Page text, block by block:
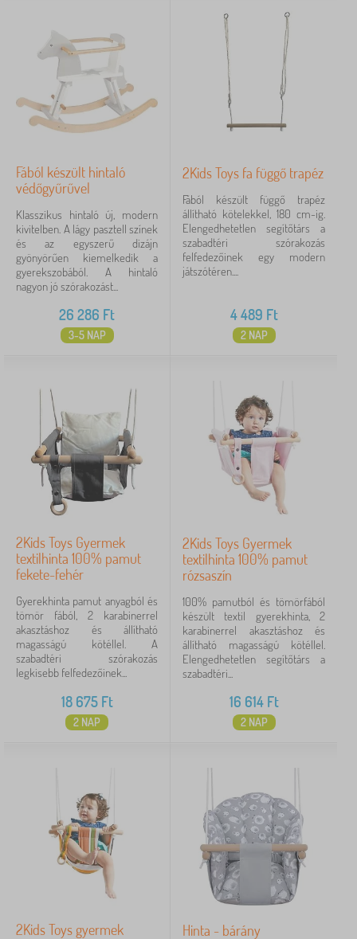
Fából készült hintaló
védőgyűrűvel
Klasszikus hintaló új, modern
kivitelben. A lágy pasztell színek
és az egyszerű dizájn
gyönyörűen kiemelkedik a
gyerekszobából. A hintaló
nagyon jó szórakozást...
26 286 Ft
3-5 NAP
2Kids Toys fa függő trapéz
Fából készült függő trapéz
állítható kötelekkel, 180 cm-ig.
Elengedhetetlen segítőtárs a
szabadtéri szórakozás
felfedezőinek egy modern
játszótéren....
4 489 Ft
2 NAP
2Kids Toys Gyermek
textilhinta 100% pamut
fekete-fehér
Gyerekhinta pamut anyagból és
tömör fából, 2 karabinerrel
akasztáshoz és állítható
magasságú kötéllel. A
szabadtéri szórakozás
legkisebb felfedezőinek...
18 675Ft
2 NAP
2Kids Toys Gyermek
textilhinta 100% pamut
rózsaszín
100% pamutból és tömörfából
készült textil gyerekhinta, 2
karabinerrel akasztáshoz és
állítható magasságú kötéllel.
Elengedhetetlen segítőtárs a
szabadtéri...
16 614Ft
2 NAP
2Kids Toys gyermek
Hinta - bárány